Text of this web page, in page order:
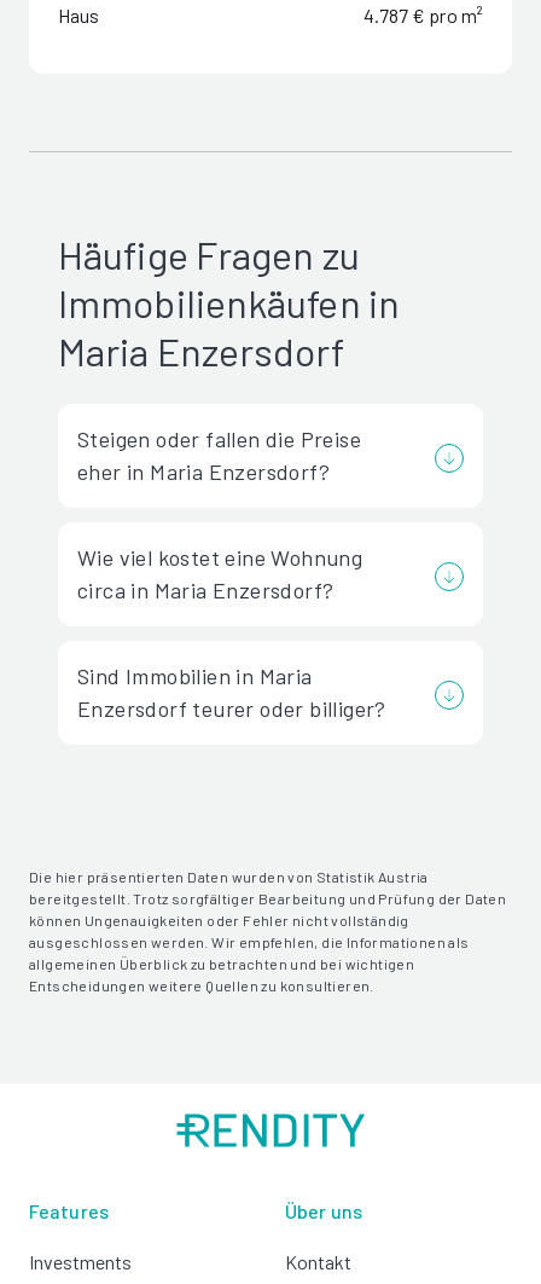
Haus 4.787 € pro m²
Häufige Fragen zu
Immobilienkäufen in
Maria Enzersdorf
Steigen oder fallen die Preise
eher in Maria Enzersdorf?
Wie viel kostet eine Wohnung
circa in Maria Enzersdorf?
Sind Immobilien in Maria
Enzersdorf teurer oder billiger?
Die hier präsentierten Daten wurden von Statistik Austria
bereitgestellt. Trotz sorgfältiger Bearbeitung und Prüfung der Daten
können Ungenauigkeiten oder Fehler nicht vollständig
ausgeschlossen werden. Wir empfehlen, die Informationen als
allgemeinen Überblick zu betrachten und bei wichtigen
Entscheidungen weitere Quellen zu konsultieren.
Features
Investments
Über uns
Kontakt